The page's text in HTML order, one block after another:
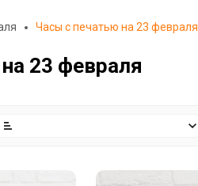
Часы с печатью на 23 февраля
23 февраля